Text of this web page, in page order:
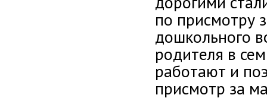
по присмотру
дошкольного
родителя в
работают и
присмотр за